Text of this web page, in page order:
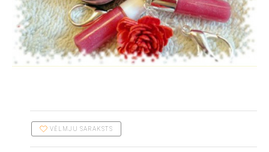
VĒLMJU SARAKSTS